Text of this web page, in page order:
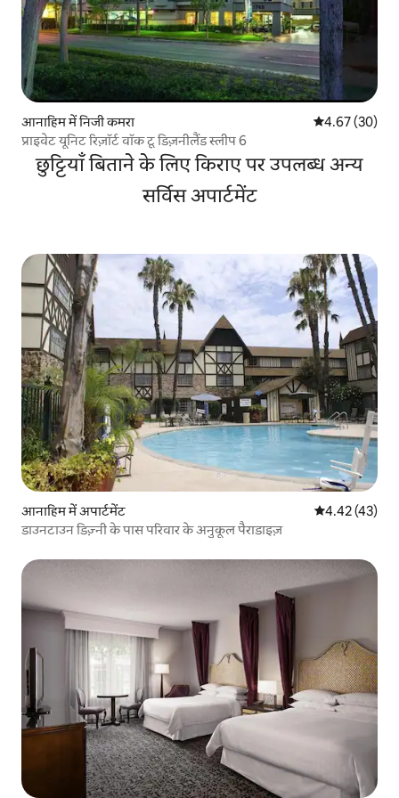
आनाहिम में निजी कमरा औसत रेटिंग 5 में
4.67 (30)
प्राइवेट यूनिट रिज़ॉर्ट वॉक टू डिज़नीलैंड स्लीप 6
छुट्टियाँ बिताने के लिए किराए पर उपलब्ध अन्य
सर्विस अपार्टमेंट
आनाहिम में अपार्टमेंट औसत रेटिंग 5 में
4.42 (43)
डाउनटाउन डिज़्नी के पास परिवार के अनुकूल पैराडाइज़